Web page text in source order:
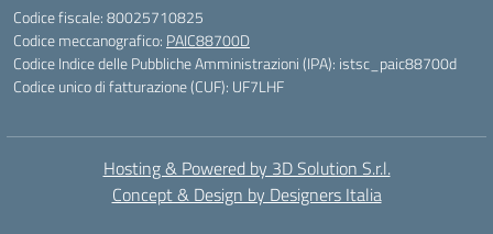
Codice fiscale: 80025710825
Codice meccanografico: PAIC88700D
Codice Indice delle Pubbliche Amministrazioni (IPA): istsc_paic88700d
Codice unico di fatturazione (CUF): UF7LHF
Hosting & Powered by 3D Solution S.r.l.
Concept & Design by Designers Italia